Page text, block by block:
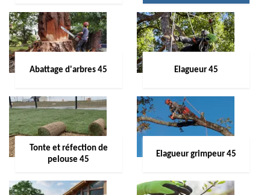
Abattage d'arbres 45 Elagueur 45
Tonte et réfection de
pelouse 45
Elagueur grimpeur 45